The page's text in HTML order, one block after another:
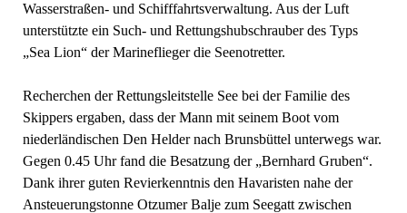
Wasserstraßen- und Schifffahrtsverwaltung. Aus der Luft
unterstützte ein Such- und Rettungshubschrauber des Typs
„Sea Lion“ der Marineflieger die Seenotretter.
Recherchen der Rettungsleitstelle See bei der Familie des
Skippers ergaben, dass der Mann mit seinem Boot vom
niederländischen Den Helder nach Brunsbüttel unterwegs war.
Gegen 0.45 Uhr fand die Besatzung der „Bernhard Gruben“.
Dank ihrer guten Revierkenntnis den Havaristen nahe der
Ansteuerungstonne Otzumer Balje zum Seegatt zwischen